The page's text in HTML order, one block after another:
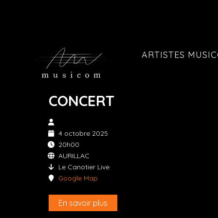
ARTISTES
CONCERT
4 octobre 2025
20h00
AURILLAC
Le Canotier Live
Google Map
En savoir plus